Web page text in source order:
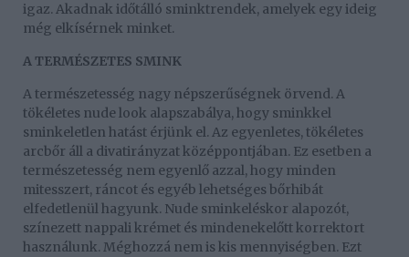
igaz. Akadnak időtálló sminktrendek, amelyek egy ideig
még elkísérnek minket.
A TERMÉSZETES SMINK
A természetesség nagy népszerűségnek örvend. A
tökéletes nude look alapszabálya, hogy sminkkel
sminkeletlen hatást érjünk el. Az egyenletes, tökéletes
arcbőr áll a divatirányzat középpontjában. Ez esetben a
természetesség nem egyenlő azzal, hogy minden
mitesszert, ráncot és egyéb lehetséges bőrhibát
elfedetlenül hagyunk. Nude sminkeléskor alapozót,
színezett nappali krémet és mindenekelőtt korrektort
használunk. Méghozzá nem is kis mennyiségben. Ezt